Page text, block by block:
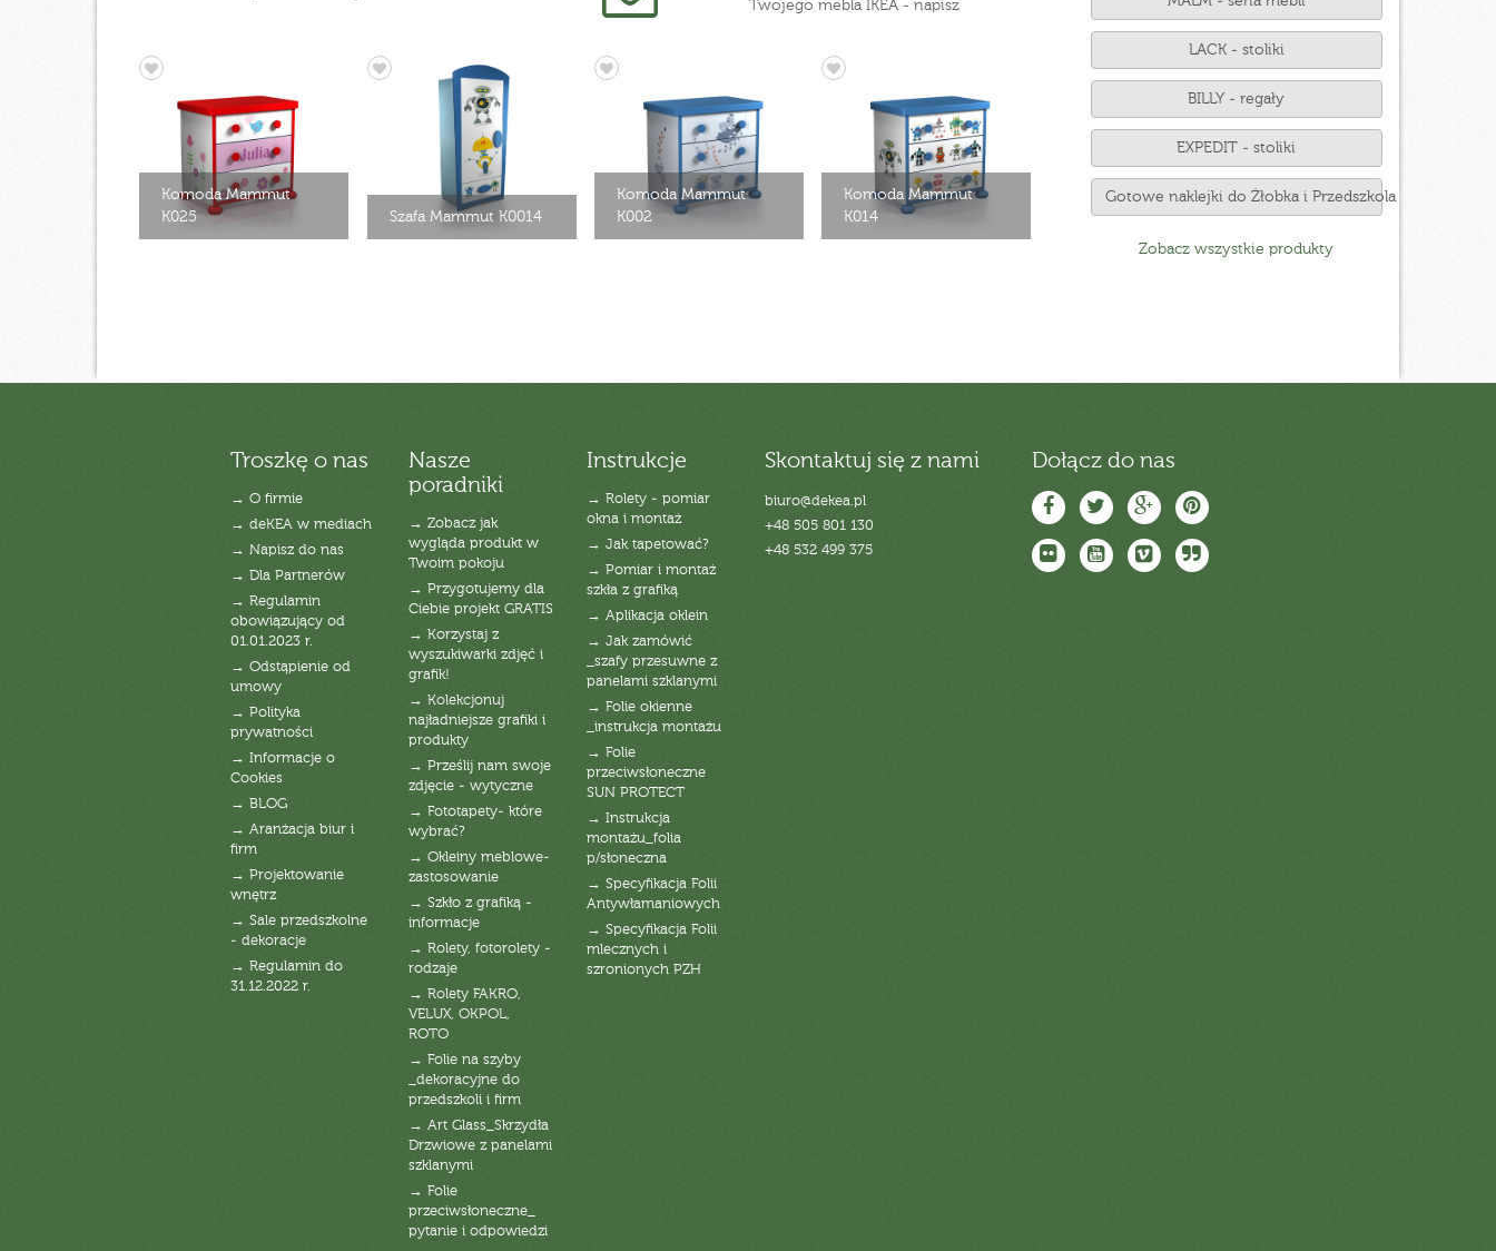
Twojego mebla IKEA - napisz
Komoda Mammut
K025
Szafa Mammut K0014
Komoda Mammut
K002
Komoda Mammut
K014
LACK - stoliki
BILLY - regały
EXPEDIT - stoliki
Gotowe naklejki do Żłobka i Przedszkola
Zobacz wszystkie produkty
Troszkę o nas
→ O firmie
→ deKEA w mediach
→ Napisz do nas
→ Dla Partnerów
→ Regulamin
obowiązujący od
01.01.2023 r.
→ Odstąpienie od
umowy
→ Polityka
prywatności
→ Informacje o
Cookies
→ BLOG
→ Aranżacja biur i
firm
→ Projektowanie
wnętrz
→ Sale przedszkolne
- dekoracje
→ Regulamin do
31.12.2022 r.
Nasze
poradniki
→ Zobacz jak
wygląda produkt w
Twoim pokoju
→ Przygotujemy dla
Ciebie projekt GRATIS
→ Korzystaj z
wyszukiwarki zdjęć i
grafik!
→ Kolekcjonuj
najładniejsze grafiki i
produkty
→ Prześlij nam swoje
zdjęcie - wytyczne
→ Fototapety- które
wybrać?
→ Okleiny meblowe-
zastosowanie
→ Szkło z grafiką -
informacje
→ Rolety, fotorolety -
rodzaje
→ Rolety FAKRO,
VELUX, OKPOL,
ROTO
→ Folie na szyby
_dekoracyjne do
przedszkoli i firm
→ Art Glass_Skrzydła
Drzwiowe z panelami
szklanymi
→ Folie
przeciwsłoneczne_
pytanie i odpowiedzi
Instrukcje
→ Rolety - pomiar
okna i montaż
→ Jak tapetować?
→ Pomiar i montaż
szkła z grafiką
→ Aplikacja oklein
→ Jak zamówić
_szafy przesuwne z
panelami szklanymi
→ Folie okienne
_instrukcja montażu
→ Folie
przeciwsłoneczne
SUN PROTECT
→ Instrukcja
montażu_folia
p/słoneczna
→ Specyfikacja Folii
Antywłamaniowych
→ Specyfikacja Folii
mlecznych i
szronionych PZH
Skontaktuj się z nami
biuro@dekea.pl
+48 505 801 130
+48 532 499 375
Dołącz do nas